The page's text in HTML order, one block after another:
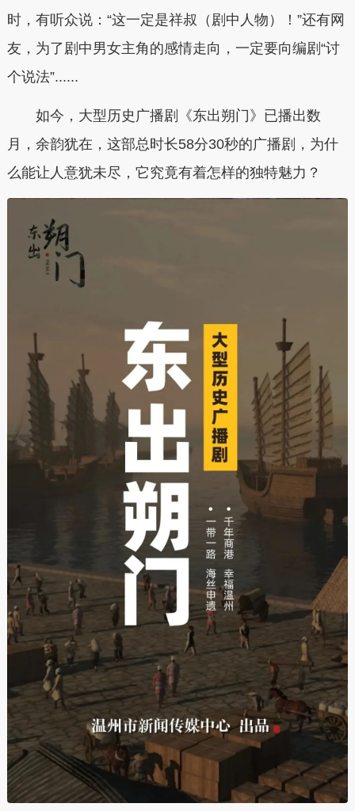
时，有听众说：“这一定是祥叔（剧中人物）！”还有网
友，为了剧中男女主角的感情走向，一定要向编剧“讨
个说法”......
如今，大型历史广播剧《东出朔门》已播出数
月，余韵犹在，这部总时长58分30秒的广播剧，为什
么能让人意犹未尽，它究竟有着怎样的独特魅力？